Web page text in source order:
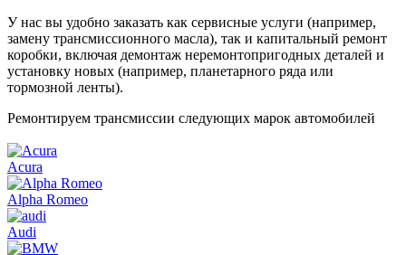
У нас вы удобно заказать как сервисные услуги (например,
замену трансмиссионного масла), так и капитальный ремонт
коробки, включая демонтаж неремонтопригодных деталей и
установку новых (например, планетарного ряда или
тормозной ленты).
Ремонтируем трансмиссии следующих марок автомобилей
Acura
Alpha Romeo
Audi